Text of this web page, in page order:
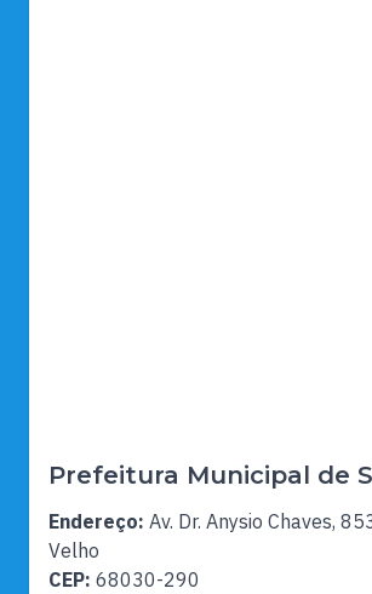
Prefeitura Municipal de
Endereço: Av. Dr. Anysio Chaves,
Velho
CEP: 68030-290